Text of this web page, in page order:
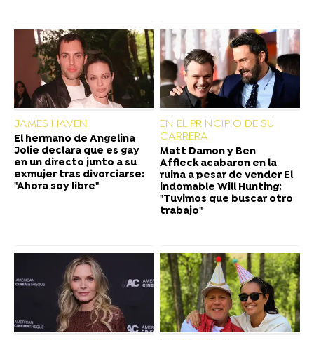
JAMES HAVEN
El hermano de Angelina
Jolie declara que es gay
en un directo junto a su
exmujer tras divorciarse:
"Ahora soy libre"
EN EL PRINCIPIO DE SU
CARRERA
Matt Damon y Ben
Affleck acabaron en la
ruina a pesar de vender El
indomable Will Hunting:
"Tuvimos que buscar otro
trabajo"